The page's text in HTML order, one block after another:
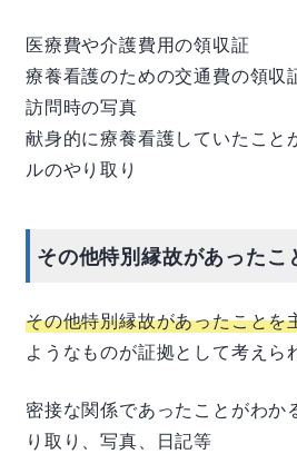
医療費や介護費用の領収証
療養看護のための交通費の領収
訪問時の写真
献身的に療養看護していたこと
ルのやり取り
その他特別縁故があったこ
その他特別縁故があったことを
ようなものが証拠として考えら
密接な関係であったことがわか
り取り、写真、日記等